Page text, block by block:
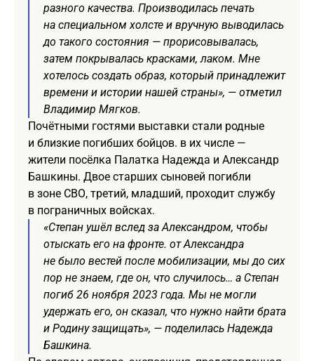
разного качества. Производилась печать
на специальном холсте и вручную выводилась
до такого состояния — прорисовывалась,
затем покрывалась красками, лаком. Мне
хотелось создать образ, который принадлежит
времени и истории нашей страны», — отметил
Владимир Мягков.
Почётными гостями выставки стали родные
и близкие погибших бойцов. в их числе —
жители посёлка Палатка Надежда и Александр
Башкины. Двое старших сыновей погибли
в зоне СВО, третий, младший, проходит службу
в пограничных войсках.
«Степан ушёл вслед за Александром, чтобы
отыскать его на фронте. от Александра
не было вестей после мобилизации, мы до сих
пор не знаем, где он, что случилось… а Степан
погиб 26 ноября 2023 года. Мы не могли
удержать его, он сказал, что нужно найти брата
и Родину защищать», — поделилась Надежда
Башкина.